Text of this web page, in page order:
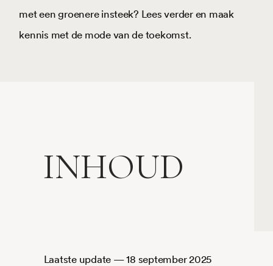
met een groenere insteek? Lees verder en maak
kennis met de mode van de toekomst.
INHOUD
update — 18 september 2025